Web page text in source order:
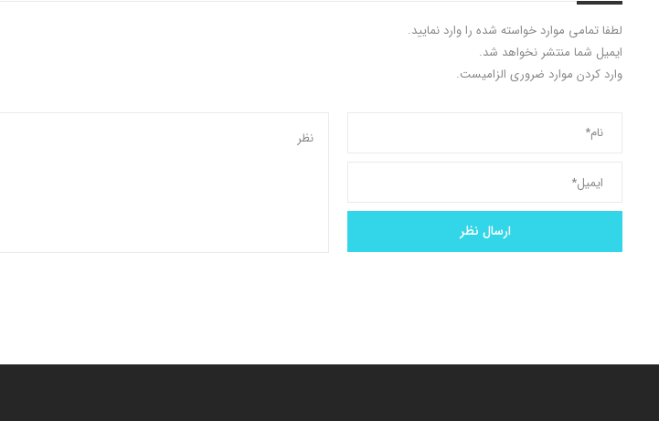
لطفا تمامی موارد خواسته شده را وارد نمایید.
ایمیل شما منتشر نخواهد شد.
وارد کردن موارد ضروری الزامیست.